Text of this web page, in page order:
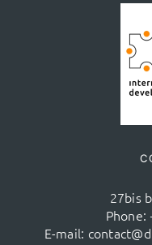
27bis
Phone:
E-mail: